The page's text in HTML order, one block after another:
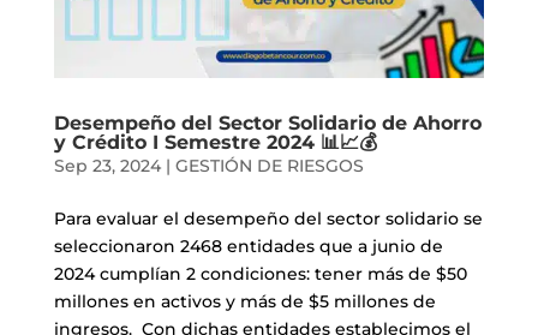
Desempeño del Sector Solidario de Ahorro
y Crédito I Semestre 2024 📊📈💰
Sep 23, 2024| GESTIÓN DE RIESGOS
Para evaluar el desempeño del sector solidario se
seleccionaron 2468 entidades que a junio de
2024 cumplían 2 condiciones: tener más de $50
millones en activos y más de $5 millones de
ingresos. Con dichas entidades establecimos el